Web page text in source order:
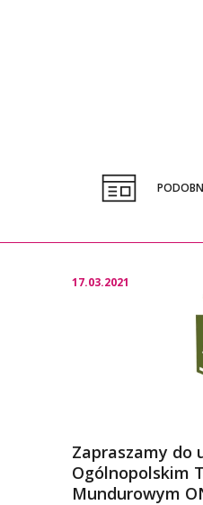
17.03.2021
Zapraszamy do
Ogólnopolskim
Mundurowym